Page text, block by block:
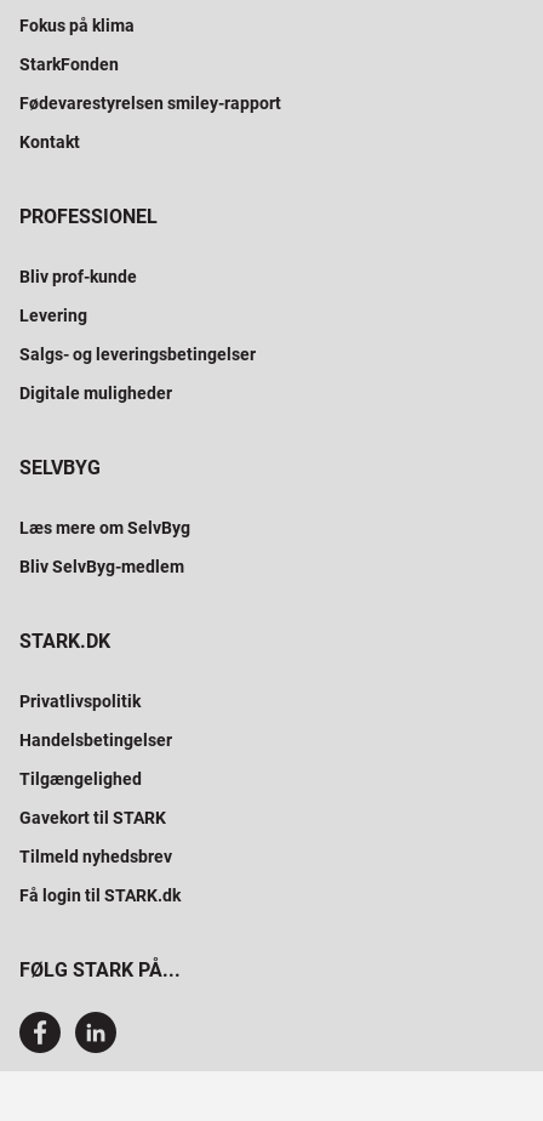
Fokus på klima
StarkFonden
Fødevarestyrelsen smiley-rapport
Kontakt
PROFESSIONEL
Bliv prof-kunde
Levering
Salgs- og leveringsbetingelser
Digitale muligheder
SELVBYG
Læs mere om SelvByg
Bliv SelvByg-medlem
STARK.DK
Privatlivspolitik
Handelsbetingelser
Tilgængelighed
Gavekort til STARK
Tilmeld nyhedsbrev
Få login til STARK.dk
FØLG STARK PÅ...